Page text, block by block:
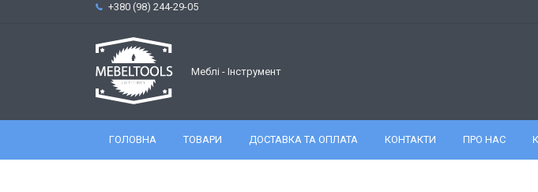
+380 (98) 244-29-05
Меблі - Інструмент
ГОЛОВНА ТОВАРИ ДОСТАВКА ТА ОПЛАТА КОНТАКТИ ПРО НАС